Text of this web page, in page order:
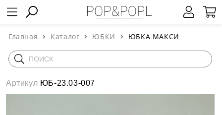
Главная Каталог ЮБКИ ЮБКА МАКСИ
Артикул ЮБ-23.03-007